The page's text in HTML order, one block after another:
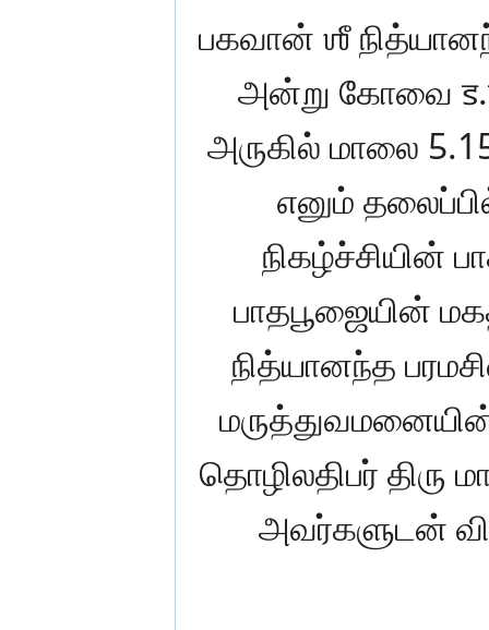
பகவான் ஶீ
அன்று கோவை
அருகில் மாலை
எனும்
நிகழ்ச்சியின்
பாதபூஜையின்
நித்யானந்த
தொழிலதிபர்
அவர்களுடன்